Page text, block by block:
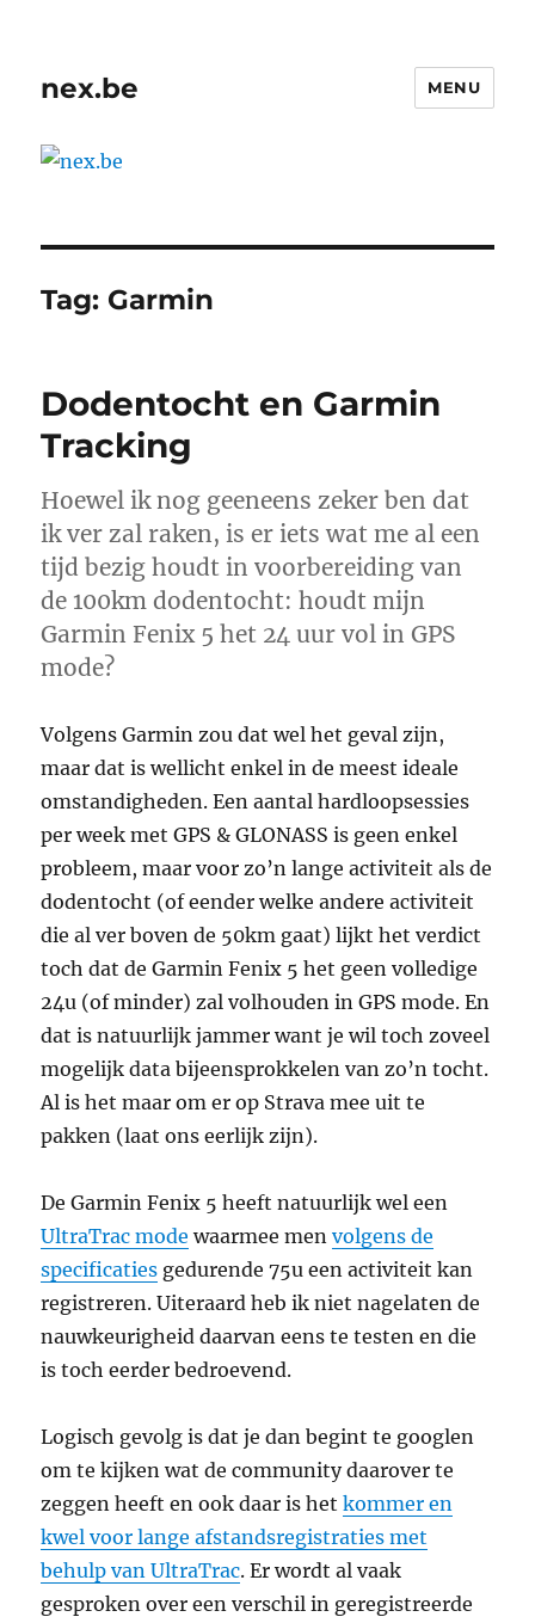
nex.be MENU
Tag: Garmin
Dodentocht en Garmin
Tracking
Hoewel ik nog geeneens zeker ben dat
ik ver zal raken, is er iets wat me al een
tijd bezig houdt in voorbereiding van
de 100km dodentocht: houdt mijn
Garmin Fenix 5 het 24 uur vol in GPS
mode?
Volgens Garmin zou dat wel het geval zijn,
maar dat is wellicht enkel in de meest ideale
omstandigheden. Een aantal hardloopsessies
per week met GPS & GLONASS is geen enkel
probleem, maar voor zo’n lange activiteit als de
dodentocht (of eender welke andere activiteit
die al ver boven de 50km gaat) lijkt het verdict
toch dat de Garmin Fenix 5 het geen volledige
24u (of minder) zal volhouden in GPS mode. En
dat is natuurlijk jammer want je wil toch zoveel
mogelijk data bijeensprokkelen van zo’n tocht.
Al is het maar om er op Strava mee uit te
pakken (laat ons eerlijk zijn).
De Garmin Fenix 5 heeft natuurlijk wel een
UltraTrac mode waarmee menvolgens de
specificaties gedurende 75u een activiteit kan
registreren. Uiteraard heb ik niet nagelaten de
nauwkeurigheid daarvan eens te testen en die
is toch eerder bedroevend.
Logisch gevolg is dat je dan begint te googlen
om te kijken wat de community daarover te
zeggen heeft en ook daar is hetkommer en
kwel voor lange afstandsregistraties met
behulp van UltraTrac. Er wordt al vaak
gesproken over een verschil in geregistreerde